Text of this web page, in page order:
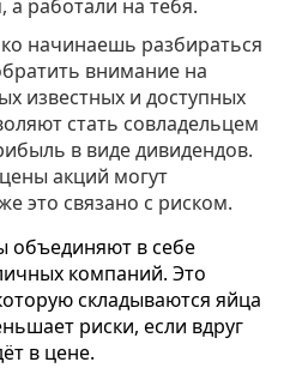
работали на тебя.
начинаешь разбираться
внимание на
известных и доступных
стать совладельцем
в виде дивидендов.
акций могут
это связано с риском.
объединяют в себе
компаний. Это
складываются яйца
риски, если вдруг
в цене.